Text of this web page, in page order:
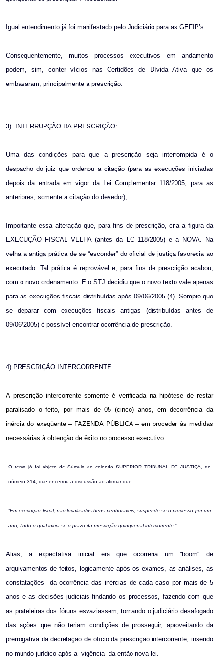
Igual entendimento já foi manifestado pelo Judiciário para as GEFIP’s.
Consequentemente, muitos processos executivos em andamento
podem, sim, conter vícios nas Certidões de Dívida Ativa que os
embasaram, principalmente a prescrição.
3) INTERRUPÇÃO DA PRESCRIÇÃO:
Uma das condições para que a prescrição seja interrompida é o
despacho do juiz que ordenou a citação (para as execuções iniciadas
depois da entrada em vigor da Lei Complementar 118/2005; para as
anteriores, somente a citação do devedor);
Importante essa alteração que, para fins de prescrição, cria a figura da
EXECUÇÃO FISCAL VELHA (antes da LC 118/2005) e a NOVA. Na
velha a antiga prática de se “esconder” do oficial de justiça favorecia ao
executado. Tal prática é reprovável e, para fins de prescrição acabou,
com o novo ordenamento. E o STJ decidiu que o novo texto vale apenas
para as execuções fiscais distribuídas após 09/06/2005 (4). Sempre que
se deparar com execuções fiscais antigas (distribuídas antes de
09/06/2005) é possível encontrar ocorrência de prescrição.
4) PRESCRIÇÃO INTERCORRENTE
A prescrição intercorrente somente é verificada na hipótese de restar
paralisado o feito, por mais de 05 (cinco) anos, em decorrência da
inércia do exeqüente – FAZENDA PÚBLICA – em proceder às medidas
necessárias à obtenção de êxito no processo executivo.
O tema já foi objeto de Súmula do colendo SUPERIOR TRIBUNAL DE JUSTIÇA, de
número 314, que encerrou a discussão ao afirmar que:
“Em execução fiscal, não localizados bens penhoráveis, suspende-se o processo por um
ano, findo o qual inicia-se o prazo da prescrição qüinqüenal intercorrente.”
Aliás, a expectativa inicial era que ocorreria um “boom” de
arquivamentos de feitos, logicamente após os exames, as análises, as
constatações
da ocorrência das inércias de cada caso por mais de 5
anos e as decisões judiciais findando os processos, fazendo com que
as prateleiras dos fóruns esvaziassem, tornando o judiciário desafogado
das ações que não teriam condições de prosseguir, aproveitando da
prerrogativa da decretação de ofício da prescrição intercorrente, inserido
no mundo jurídico após a vigência da então nova lei.